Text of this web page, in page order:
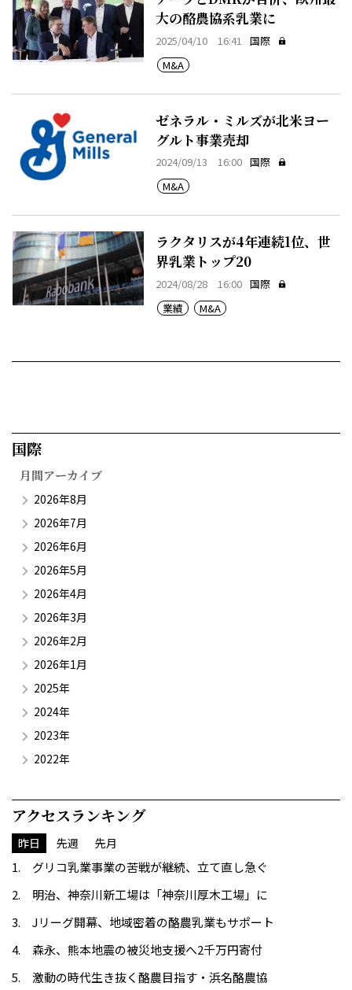
大の酪農協系乳業に
2025/04/10 16:41
国際
M&A
ゼネラル・ミルズが北米ヨー
グルト事業売却
2024/09/13 16:00 国際
M&A
ラクタリスが4年連続1位、世
界乳業トップ20
2024/08/28 16:00 国際
業績
M&A
国際​
月間アーカイブ
2026年8月
2026年7月
2026年6月
2026年5月
2026年4月
2026年3月
2026年2月
2026年1月
2025年
2024年
2023年
2022年
アクセスランキング
昨日 先週 先月
グリコ乳業事業の苦戦が継続、立て直し急ぐ
明治、神奈川新工場は「神奈川厚木工場」に
Jリーグ開幕、地域密着の酪農乳業もサポート
森永、熊本地震の被災地支援へ2千万円寄付
激動の時代生き抜く酪農目指す・浜名酪農協